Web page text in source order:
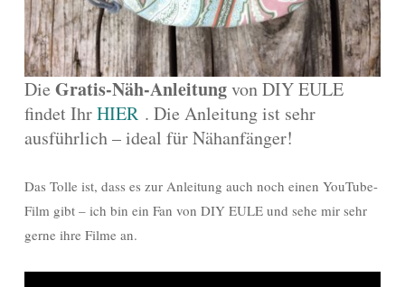
Die Gratis-Näh-Anleitungvon DIY EULE
findet IhrHIER . Die Anleitung ist sehr
ausführlich – ideal für Nähanfänger!
Das Tolle ist, dass es zur Anleitung auch noch einen YouTube-
Film gibt – ich bin ein Fan von DIY EULE und sehe mir sehr
gerne ihre Filme an.